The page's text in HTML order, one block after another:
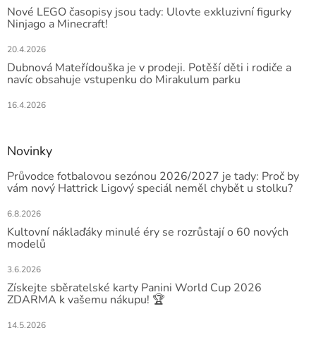
Nové LEGO časopisy jsou tady: Ulovte exkluzivní figurky
Ninjago a Minecraft!
20.4.2026
Dubnová Mateřídouška je v prodeji. Potěší děti i rodiče a
navíc obsahuje vstupenku do Mirakulum parku
16.4.2026
Novinky
Průvodce fotbalovou sezónou 2026/2027 je tady: Proč by
vám nový Hattrick Ligový speciál neměl chybět u stolku?
6.8.2026
Kultovní náklaďáky minulé éry se rozrůstají o 60 nových
modelů
3.6.2026
Získejte sběratelské karty Panini World Cup 2026
ZDARMA k vašemu nákupu! 🏆
14.5.2026